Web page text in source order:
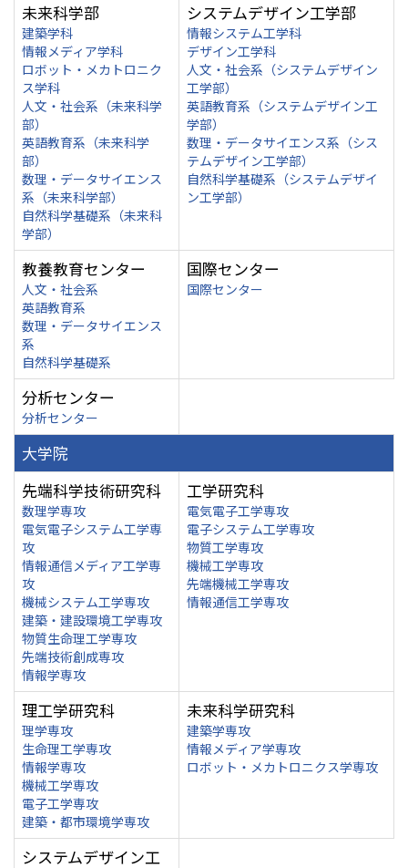
未来科学部
建築学科
情報メディア学科
ロボット・メカトロニク
ス学科
人文・社会系（未来科学
部）
英語教育系（未来科学
部）
数理・データサイエンス
系（未来科学部）
自然科学基礎系（未来科
学部）
システムデザイン工学部
情報システム工学科
デザイン工学科
人文・社会系（システムデザイン
工学部）
英語教育系（システムデザイン工
学部）
数理・データサイエンス系（シス
テムデザイン工学部）
自然科学基礎系（システムデザイ
ン工学部）
教養教育センター
人文・社会系
英語教育系
数理・データサイエンス
系
自然科学基礎系
国際センター
国際センター
分析センター
分析センター
大学院
先端科学技術研究科
数理学専攻
電気電子システム工学専
攻
情報通信メディア工学専
攻
機械システム工学専攻
建築・建設環境工学専攻
物質生命理工学専攻
先端技術創成専攻
情報学専攻
工学研究科
電気電子工学専攻
電子システム工学専攻
物質工学専攻
機械工学専攻
先端機械工学専攻
情報通信工学専攻
理工学研究科
理学専攻
生命理工学専攻
情報学専攻
機械工学専攻
電子工学専攻
建築・都市環境学専攻
未来科学研究科
建築学専攻
情報メディア学専攻
ロボット・メカトロニクス学専攻
システムデザイン工